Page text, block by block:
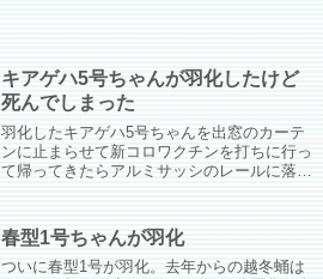
キアゲハ5号ちゃんが羽化したけど
死んでしまった
羽化したキアゲハ5号ちゃんを出窓のカーテ
ンに止まらせて新コロワクチンを打ちに行っ
て帰ってきたらアルミサッシのレールに落ち
めんね。
春型1号ちゃんが羽化
ついに春型1号が羽化。去年からの越冬蛹は